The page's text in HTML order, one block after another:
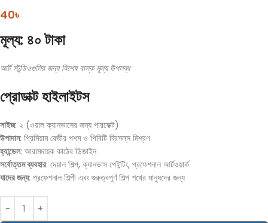
40৳
মূল্য: ৪০ টাকা
আর্ট স্টুডিওগুলির জন্য বিশেষ বাল্ক মূল্য উপলব্ধ
প্রোডাক্ট হাইলাইটস
সাইজ: ২ (ওয়াল ক্যানভাসের জন্য পারফেক্ট)
উপাদান: প্রিমিয়াম বেজীর পশম ও পিবিটি ব্রিসল্‌স মিশ্রণ
হ্যান্ডেল: আরামদায়ক কাঠের ডিজাইন
সর্বোত্তম ব্যবহার: দেয়াল শিল্প, ক্যানভাস পেইন্টিং, প্রফেশনাল আর্টওয়ার্ক
যাদের জন্য: প্রফেশনাল শিল্পী এবং গুরুত্বপূর্ণ শিল্প শখের মানুষদের জন্য